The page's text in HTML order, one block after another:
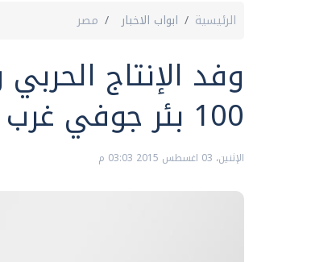
الرئيسية ابواب الاخبار مصر
وفد الإنتاج
100 بئر جوفي غرب المنيا
الإثنين، 03 اغسطس 2015 03:03 م